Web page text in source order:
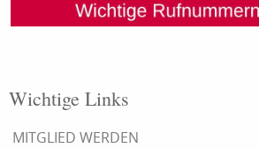
Wichtige Links
MITGLIED WERDEN